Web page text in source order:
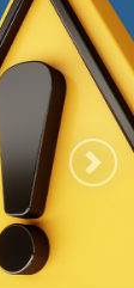
Next